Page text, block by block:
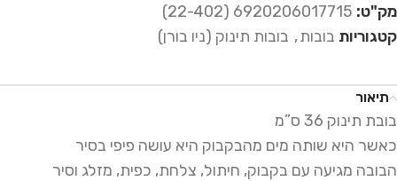
מק"ט: 6920206017715 (22-402)
קטגוריות בובות, בובות תינוק (ניו בורן)
תיאור
בובת תינוק 36 ס”מ
כאשר היא שותה מים מהבקבוק היא עושה פיפי בסיר
הבובה מגיעה עם בקבוק, חיתול, צלחת, כפית, מזלג וסיר